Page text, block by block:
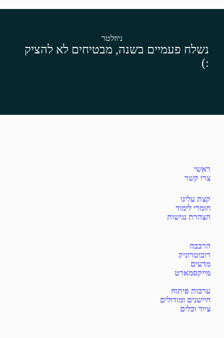
ניוזלטר
נשלח פעמיים בשנה, מבטיחים לא להציק
:)
ראשי
צרו קשר
קצת עלינו
חומרי לימוד
הצהרת נגישות
הרכבה
רובוטרוניק
מדעים
מייקסמארט
ערכות פיתוח
חיישנים ומודולים
ציוד וכלים